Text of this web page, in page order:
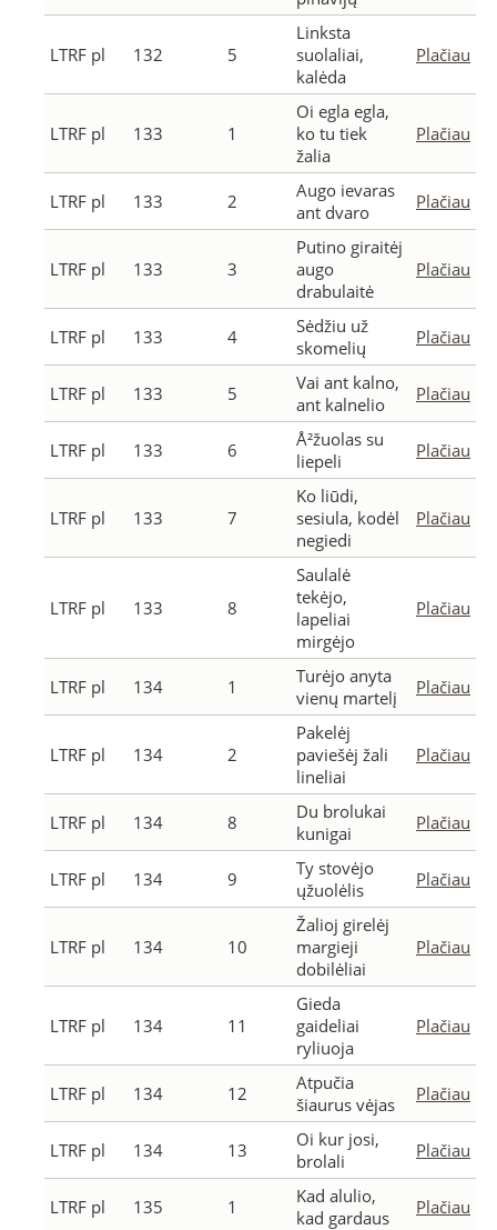
LTRF pl 132 5
Linksta
suolaliai,
kalėda
Plačiau
LTRF pl 133 1
Oi egla egla,
ko tu tiek
žalia
Plačiau
LTRF pl 133 2
Augo ievaras
ant dvaro
Plačiau
LTRF pl 133 3
Putino giraitėj
augo
drabulaitė
Plačiau
LTRF pl 133 4
Sėdžiu už
skomelių
Plačiau
LTRF pl 133 5
Vai ant kalno,
ant kalnelio
Plačiau
LTRF pl 133 6
Å²žuolas su
liepeli
Plačiau
LTRF pl 133 7
Ko liūdi,
sesiula, kodėl
negiedi
Plačiau
LTRF pl 133 8
Saulalė
tekėjo,
lapeliai
mirgėjo
Plačiau
LTRF pl 134 1
Turėjo anyta
vienų martelį
Plačiau
LTRF pl 134 2
Pakelėj
paviešėj žali
lineliai
Plačiau
LTRF pl 134 8
Du brolukai
kunigai
Plačiau
LTRF pl 134 9
Ty stovėjo
ųžuolėlis
Plačiau
LTRF pl 134 10
Žalioj girelėj
margieji
dobilėliai
Plačiau
LTRF pl 134 11
Gieda
gaideliai
ryliuoja
Plačiau
LTRF pl 134 12
Atpučia
šiaurus vėjas
Plačiau
LTRF pl 134 13
Oi kur josi,
brolali
Plačiau
LTRF pl 135 1
Kad alulio,
kad gardaus
Plačiau